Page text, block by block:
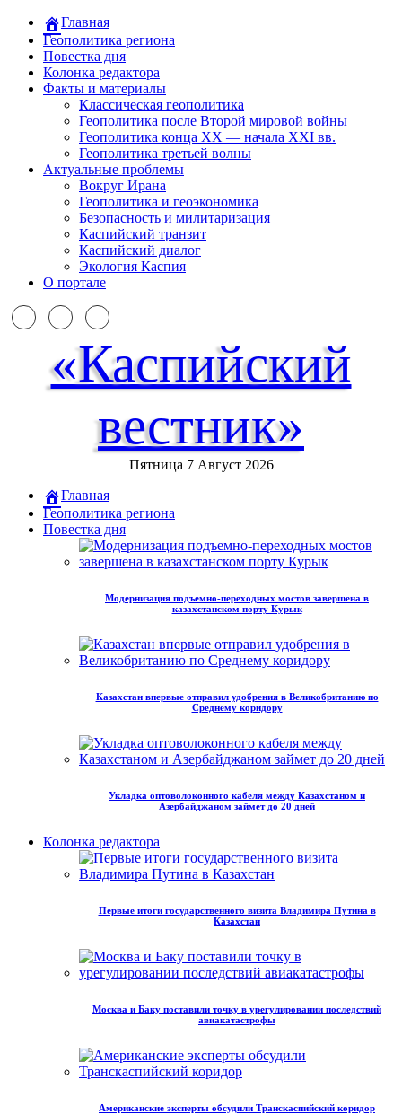
Главная
Геополитика региона
Повестка дня
Колонка редактора
Факты и материалы
Классическая геополитика
Геополитика после Второй мировой войны
Геополитика конца XX — начала XXI вв.
Геополитика третьей волны
Актуальные проблемы
Вокруг Ирана
Геополитика и геоэкономика
Безопасность и милитаризация
Каспийский транзит
Каспийский диалог
Экология Каспия
О портале
«Каспийский
вестник»
Пятница 7 Август 2026
Главная
Геополитика региона
Повестка дня
Модернизация подъемно-переходных мостов завершена в
казахстанском порту Курык
Казахстан впервые отправил удобрения в Великобританию по
Среднему коридору
Укладка оптоволоконного кабеля между Казахстаном и
Азербайджаном займет до 20 дней
Колонка редактора
Первые итоги государственного визита Владимира Путина в
Казахстан
Москва и Баку поставили точку в урегулировании последствий
авиакатастрофы
Американские эксперты обсудили Транскаспийский коридор